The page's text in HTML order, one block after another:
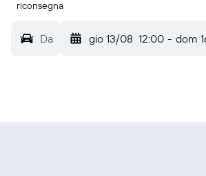
riconsegna
Da gio 13/08 12:00 - dom